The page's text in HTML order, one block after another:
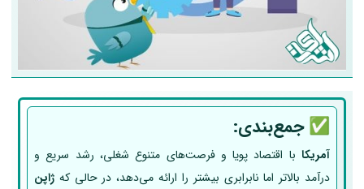
✅جمع‌بندی:
آمریکا با اقتصاد پویا و فرصت‌های متنوع شغلی، رشد سریع و
درآمد بالاتر اما نابرابری بیشتر را ارائه می‌دهد، در حالی که ژاپن